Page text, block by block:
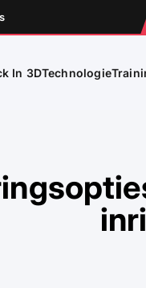
In 3DTechnologie